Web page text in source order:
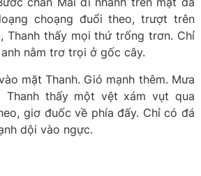
choạng đuổi theo, trượt trên
Thanh thấy mọi thứ trống trơn. Chỉ
nằm trơ trọi ở gốc cây.
mặt Thanh. Gió mạnh thêm. Mưa
Thanh thấy một vệt xám vụt qua
giơ đuốc về phía đấy. Chỉ có đá
dội vào ngực.